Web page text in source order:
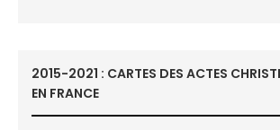
2015-2021 : CARTES DES ACTES
EN FRANCE